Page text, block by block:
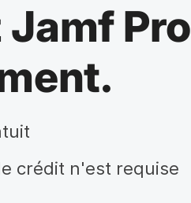
Jamf Pro
crédit n'est requise